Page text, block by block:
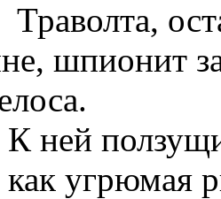
шпионит
ползущий
угрюмая